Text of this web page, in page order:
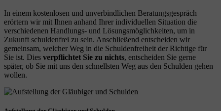
In einem kostenlosen und unverbindlichen Beratungsgespräch
erörtern wir mit Ihnen anhand Ihrer individuellen Situation die
verschiedenen Handlungs- und Lösungsmöglichkeiten, um in
Zukunft schuldenfrei zu sein. Anschließend entscheiden wir
gemeinsam, welcher Weg in die Schuldenfreiheit der Richtige für
Sie ist. Dies verpflichtet Sie zu nichts, entscheiden Sie gerne
später, ob Sie mit uns den schnellsten Weg aus den Schulden gehen
wollen.